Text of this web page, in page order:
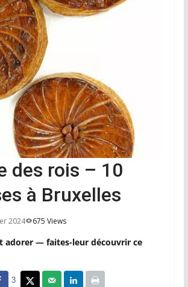
des rois – 10
à Bruxelles
2024 675 Views
adorer — faites-leur découvrir ce
3